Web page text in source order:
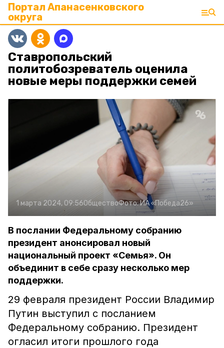
Портал Апанасенковского
округа
Ставропольский
политобозреватель оценила
новые меры поддержки семей
1 марта 2024, 09:56ОбществоФото:ИА «Победа26»
В послании Федеральному собранию
президент анонсировал новый
национальный проект «Семья». Он
объединит в себе сразу несколько мер
поддержки.
29 февраля президент России Владимир
Путин выступил с посланием
Федеральному собранию. Президент
огласил итоги прошлого года